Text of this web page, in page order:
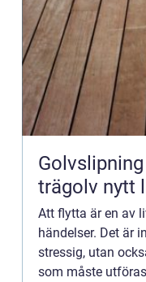
Golvslipning
trägolv nytt
Att flytta är en av
händelser. Det är
stressig, utan
som måste